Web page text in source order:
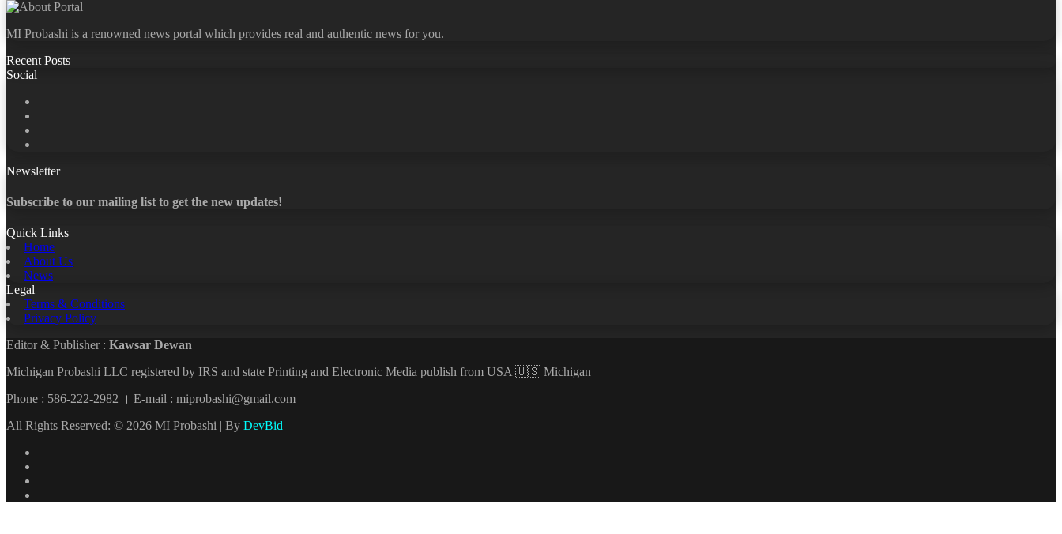
MI Probashi is a renowned news portal which provides real and authentic news for you.
Recent Posts
Social
Newsletter
Subscribe to our mailing list to get the new updates!
Quick Links
Home
About Us
News
Legal
Terms & Conditions
Privacy Policy
Editor & Publisher : Kawsar Dewan
Michigan Probashi LLC registered by IRS and state Printing and Electronic Media publish from USA 🇺🇸 Michigan
Phone : 586-222-2982 । E-mail : miprobashi@gmail.com
All Rights Reserved: © 2026 MI Probashi | By DevBid